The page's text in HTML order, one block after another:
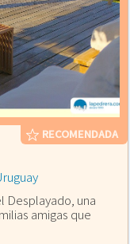
RECOMENDADA
Desplayado, una
amigas que